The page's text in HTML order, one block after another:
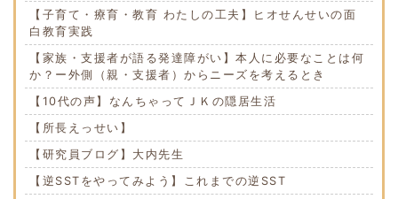
【子育て・療育・教育 わたしの工夫】ヒオせんせいの面
白教育実践
【家族・支援者が語る発達障がい】本人に必要なことは何
か？ー外側（親・支援者）からニーズを考えるとき
【10代の声】なんちゃってＪＫの隠居生活
【所長えっせい】
【研究員ブログ】大内先生
【逆SSTをやってみよう】これまでの逆SST